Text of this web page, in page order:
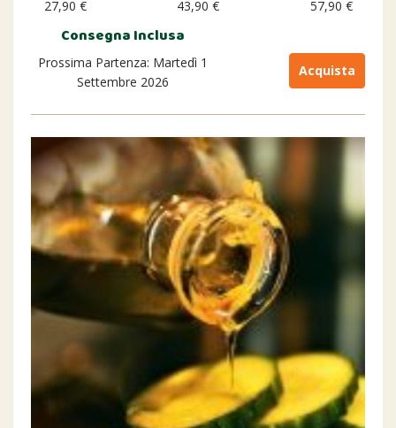
27,90 € 43,90 € 57,90 €
Consegna Inclusa
Prossima Partenza: Martedì 1
Settembre 2026
Acquista